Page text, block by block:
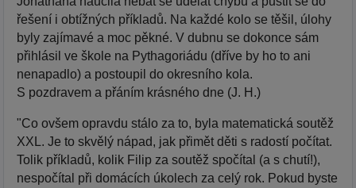
řešení i obtížných příkladů. Na každé kolo se těšil, úlohy
byly zajímavé a moc pěkné. V dubnu se dokonce sám
přihlásil ve škole na Pythagoriádu (dříve by ho to ani
nenapadlo) a postoupil do okresního kola.
S pozdravem a přáním krásného dne (J. H.)
"Co ovšem opravdu stálo za to, byla matematická soutěž
XXL. Je to skvělý nápad, jak přimět děti s radostí počítat.
Tolik příkladů, kolik Filip za soutěž spočítal (a s chutí!),
nespočítal při domácích úkolech za celý rok. Pokud byste